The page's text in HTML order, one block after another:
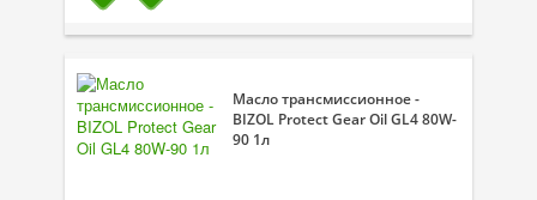
Масло трансмиссионное -
BIZOL Protect Gear Oil GL4 80W-
90 1л